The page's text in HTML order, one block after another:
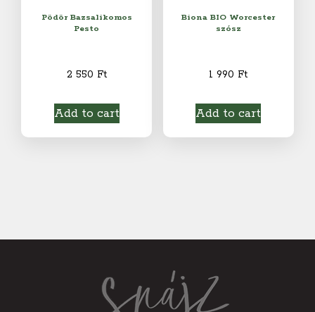
Pödör Bazsalikomos
Pesto
2 550 Ft
Add to cart
Biona BIO Worcester
szósz
1 990 Ft
Add to cart